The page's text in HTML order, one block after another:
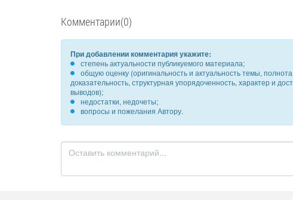
Комментарии(0)
При добавлении комментария укажите:
степень актуальности публикуемого материала;
общую оценку (оригинальность и актуальность темы,
доказательность, структурная упорядоченность, характер и
выводов);
недостатки, недочеты;
вопросы и пожелания Автору.